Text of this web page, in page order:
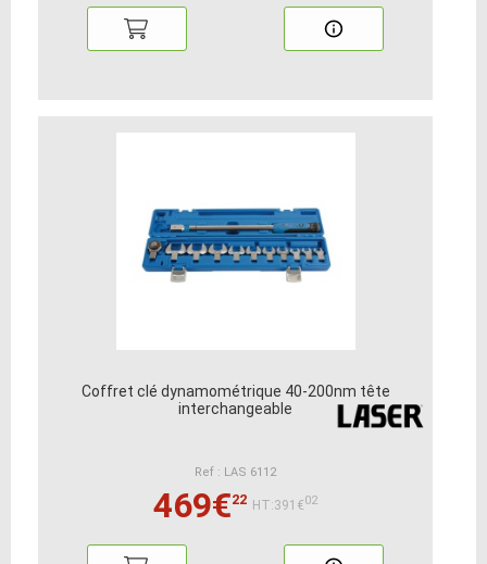
Coffret clé dynamométrique 40-200nm tête
interchangeable
Ref : LAS 6112
469€22 HT:391€02